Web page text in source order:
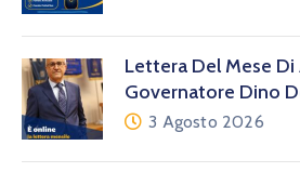
Lettera Del Mese
Governatore Dino
3 Agosto 2026